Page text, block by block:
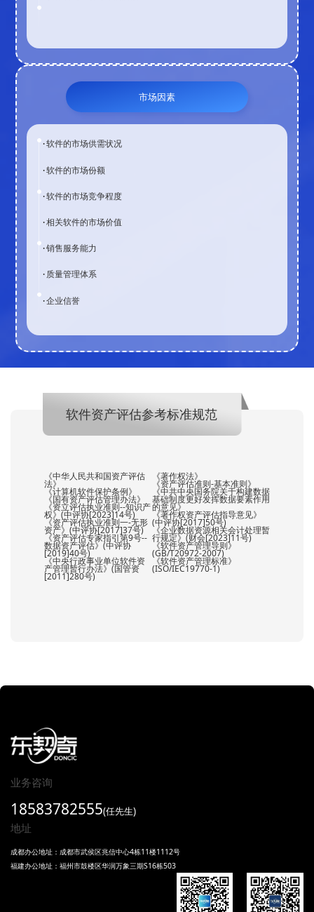
市场因素
·软件的市场供需状况
·软件的市场份额
·软件的市场竞争程度
·相关软件的市场价值
·销售服务能力
·质量管理体系
·企业信誉
软件资产评估参考标准规范
《中华人民共和国资产评估
法》
《计算机软件保护条例》
《国有资产评估管理办法》
《资立评估执业准则--知识产
权》(中评协[2023]14号)
《资产评估执业准则一-无形
资产》(中评协[2017]37号)
《资产评估专家指引第9号--
数据资产评估》(中评协
[2019]40号)
《中央行政事业单位软件资
产管理暂行办法》(国管资
[2011]280号)
《著作权法》
《资产评估准则-基本准则》
《中共中央国务院关于构建数据
基础制度更好发挥数据要素作用
的意见》
《著作权资产评估指导意见》
(中评协[2017]50号)
《企业数据资源相关会计处理暂
行规定》(财会[2023]11号)
《软件资产管理导则》
(GB/T20972-2007)
《软件资产管理标准》
(ISO/IEC19770-1)
业务咨询
18583782555(任先生)
地址
成都办公地址：成都市武侯区兆信中心4栋11楼1112号
福建办公地址：福州市鼓楼区华润万象三期S16栋503